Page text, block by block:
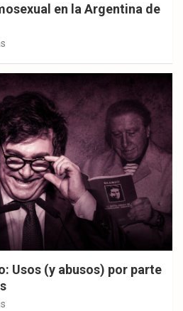
en la Argentina de
Usos (y abusos) por parte